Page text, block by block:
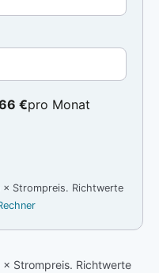
€pro Monat
× Strompreis. Richtwerte
Strompreis. Richtwerte